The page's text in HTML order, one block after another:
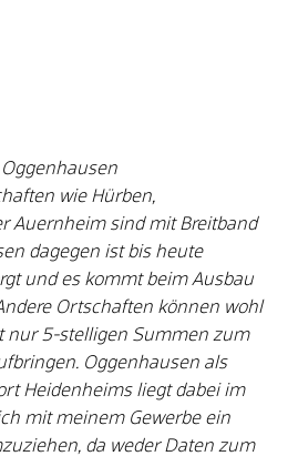
wie Hürben,
Auernheim sind mit Breitband
dagegen ist bis heute
und es kommt beim Ausbau
Ortschaften können wohl
nur 5-stelligen Summen zum
Oggenhausen als
Heidenheims liegt dabei im
mit meinem Gewerbe ein
da weder Daten zum